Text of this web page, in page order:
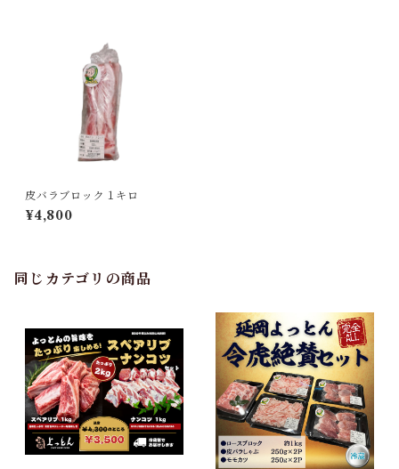
皮バラブロック１キロ
¥4,800
同じカテゴリの商品